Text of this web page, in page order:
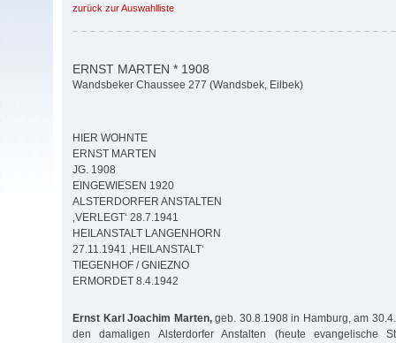
zurück zur Auswahlliste
ERNST MARTEN * 1908
Wandsbeker Chaussee 277 (Wandsbek, Eilbek)
HIER WOHNTE
ERNST MARTEN
JG. 1908
EINGEWIESEN 1920
ALSTERDORFER ANSTALTEN
‚VERLEGT‘ 28.7.1941
HEILANSTALT LANGENHORN
27.11.1941 ‚HEILANSTALT‘
TIEGENHOF / GNIEZNO
ERMORDET 8.4.1942
Ernst Karl Joachim Marten,geb. 30.8.1908 in Hamburg, am
den damaligen Alsterdorfer Anstalten (heute evangelische